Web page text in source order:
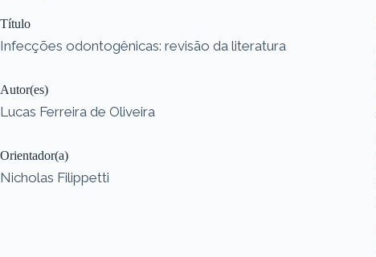
Título
Infecções odontogênicas: revisão da literatura
Autor(es)
Lucas Ferreira de Oliveira
Orientador(a)
Nicholas Filippetti